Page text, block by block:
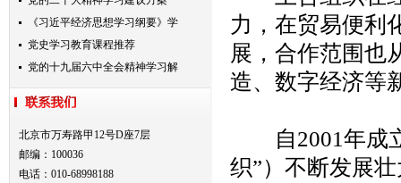
《习近平经济思想学习纲要》学
党史学习教育课程推荐
党的十九届六中全会精神学习解
北京市万寿路甲12号D座7层
邮编：100036
电话：010-68998188
力，在贸易便利
展，合作范围也
造、数字经济等
自2001年成立
织”）不断发展